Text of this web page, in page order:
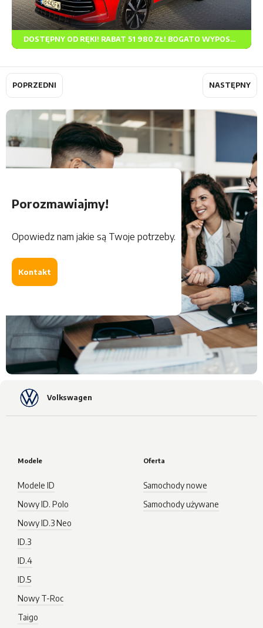
DOSTĘPNY OD RĘKI! RABAT 51 980 ZŁ! BOGATO WYPOSAŻONY!
POPRZEDNI NASTĘPNY
Porozmawiajmy!
Opowiedz nam jakie są Twoje potrzeby.
Kontakt
Volkswagen
Modele
Modele ID
Nowy ID. Polo
Nowy ID.3 Neo
ID.3
ID.4
ID.5
Nowy T-Roc
Taigo
Oferta
Samochody nowe
Samochody używane